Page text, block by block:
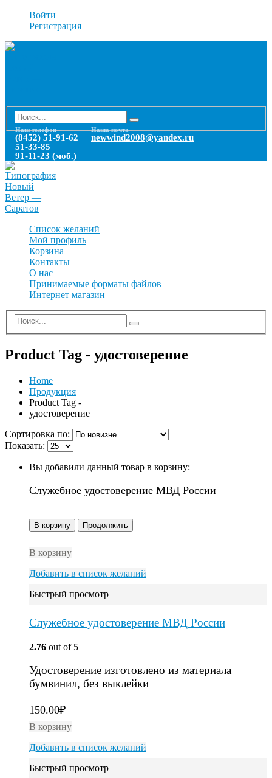
Войти
Регистрация
Наш телефон
(8452) 51-91-62
51-33-85
91-11-23 (моб.)
Наша почта
newwind2008@yandex.ru
Список желаний
Мой профиль
Корзина
Контакты
О нас
Принимаемые форматы файлов
Интернет магазин
Product Tag - удостоверение
Home
Продукция
Product Tag -
удостоверение
Сортировка по:
Показать:
Вы добавили данный товар в корзину:
Служебное удостоверение МВД России
В корзину Продолжить
В корзину
Добавить в список желаний
Быстрый просмотр
Служебное удостоверение МВД России
2.76 out of 5
Удостоверение изготовлено из материала
бумвинил, без выклейки
150.00₽
В корзину
Добавить в список желаний
Быстрый просмотр